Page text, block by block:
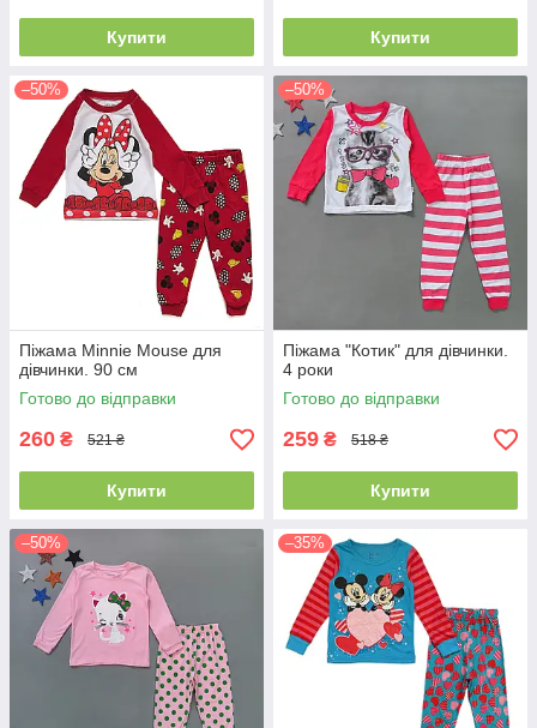
Купити Купити
–50%
Піжама Minnie Mouse для
дівчинки. 90 см
Готово до відправки
260 ₴ 521 ₴
Купити
–50%
Піжама "Котик" для дівчинки.
4 роки
Готово до відправки
259 ₴ 518 ₴
Купити
–50% –35%